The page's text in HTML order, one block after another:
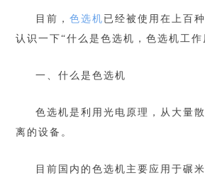
目前， 色选机 已经被使用在上百
认识一下“什么是色选机，色选机工作
一、什么是色选机
色选机是利用光电原理，从大量
离的设备。
目前国内的色选机主要应用于碾